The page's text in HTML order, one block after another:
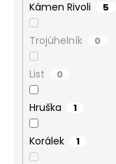
Kámen Rivoli 5
Trojúhelník 0
List 0
Hruška 1
Korálek 1